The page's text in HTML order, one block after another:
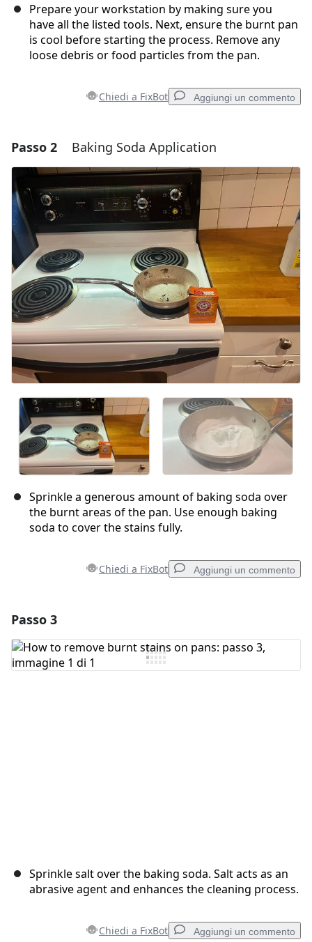
Prepare your workstation by making sure you
have all the listed tools. Next, ensure the burnt pan
is cool before starting the process. Remove any
loose debris or food particles from the pan.
Chiedi a FixBot Aggiungi un commento
Aggiungi un commento
Aggiungi Commento
Pubblica commento
Passo 2 Baking Soda Application
Sprinkle a generous amount of baking soda over
the burnt areas of the pan. Use enough baking
soda to cover the stains fully.
Chiedi a FixBot Aggiungi un commento
Aggiungi Commento
Passo 3
Sprinkle salt over the baking soda. Salt acts as an
abrasive agent and enhances the cleaning process.
Chiedi a FixBot Aggiungi un commento